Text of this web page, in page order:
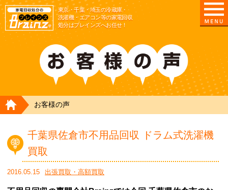
東京/埼玉/千葉/神奈川の 冷蔵庫・洗濯機・エアコン
東京・千葉・埼玉の冷蔵庫・
洗濯機・エアコン等の家電回収
処分はブレインズへお任せ！
HOME
お客様の声
千葉県佐倉市不用品回収 ドラム式洗濯機
買取
2016.05.15 出張買取・高額買取